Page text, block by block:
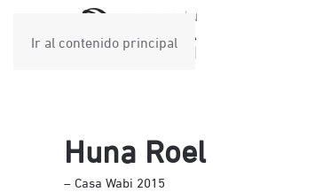
Ir al contenido principal
Huna Roel
– Casa Wabi 2015